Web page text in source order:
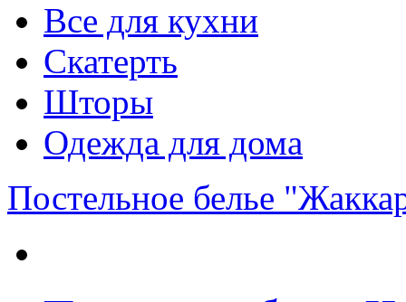
Все для кухни
Скатерть
Шторы
Одежда для дома
Постельное белье